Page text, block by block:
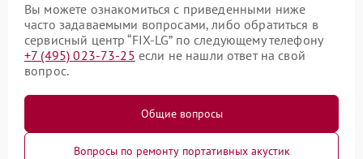
Вы можете ознакомиться с приведенными ниже
часто задаваемыми вопросами, либо обратиться в
сервисный центр “FIX-LG” по следующему телефону
+7 (495) 023-73-25 если не нашли ответ на свой
вопрос.
Общие вопросы
Вопросы по ремонту портативных акустик